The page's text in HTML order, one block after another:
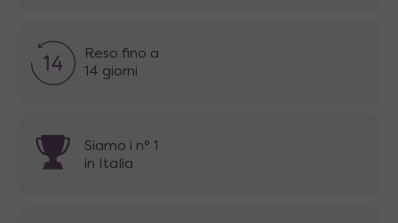
Reso fino a
14 giorni
Siamo i n° 1
in Italia